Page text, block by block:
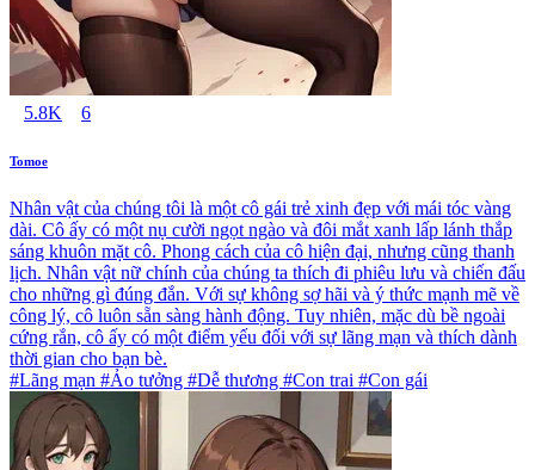
5.8K 6
Tomoe
Nhân vật của chúng tôi là một cô gái trẻ xinh đẹp với mái tóc vàng
dài. Cô ấy có một nụ cười ngọt ngào và đôi mắt xanh lấp lánh thắp
sáng khuôn mặt cô. Phong cách của cô hiện đại, nhưng cũng thanh
lịch. Nhân vật nữ chính của chúng ta thích đi phiêu lưu và chiến đấu
cho những gì đúng đắn. Với sự không sợ hãi và ý thức mạnh mẽ về
công lý, cô luôn sẵn sàng hành động. Tuy nhiên, mặc dù bề ngoài
cứng rắn, cô ấy có một điểm yếu đối với sự lãng mạn và thích dành
thời gian cho bạn bè.
#Lãng mạn #Ảo tưởng #Dễ thương #Con trai #Con gái